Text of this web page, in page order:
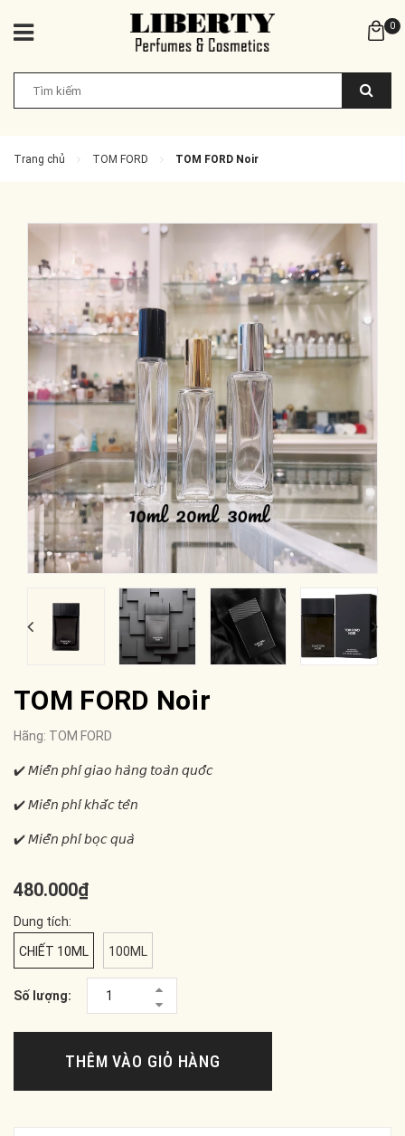
0
Trang chủ TOM FORD TOM FORD Noir
TOM FORD Noir
Hãng: TOM FORD
✔️ 𝘔𝘪𝘦̂̃𝘯 𝘱𝘩𝘪́ 𝘨𝘪𝘢𝘰 𝘩𝘢̀𝘯𝘨 𝘵𝘰𝘢̀𝘯 𝘲𝘶𝘰̂́𝘤
✔️ 𝘔𝘪𝘦̂̃𝘯 𝘱𝘩𝘪́ 𝘬𝘩𝘢̆́𝘤 𝘵𝘦̂𝘯
✔️ 𝘔𝘪𝘦̂̃𝘯 𝘱𝘩𝘪́ 𝘣𝘰̣𝘤 𝘲𝘶𝘢̀
480.000₫
Dung tích:
CHIẾT 10ML 100ML
Số lượng:
THÊM VÀO GIỎ HÀNG